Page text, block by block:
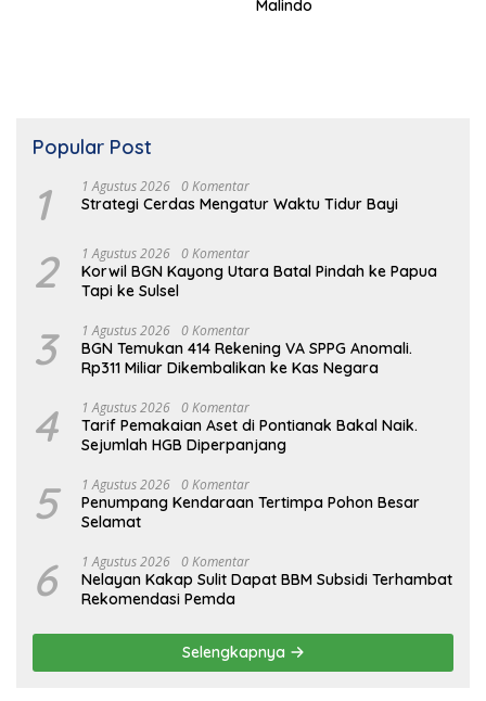
Malindo
Popular Post
1 1 Agustus 2026 0 Komentar
Strategi Cerdas Mengatur Waktu Tidur Bayi
2 1 Agustus 2026 0 Komentar
Korwil BGN Kayong Utara Batal Pindah ke Papua
Tapi ke Sulsel
3 1 Agustus 2026 0 Komentar
BGN Temukan 414 Rekening VA SPPG Anomali.
Rp311 Miliar Dikembalikan ke Kas Negara
4 1 Agustus 2026 0 Komentar
Tarif Pemakaian Aset di Pontianak Bakal Naik.
Sejumlah HGB Diperpanjang
5 1 Agustus 2026 0 Komentar
Penumpang Kendaraan Tertimpa Pohon Besar
Selamat
6 1 Agustus 2026 0 Komentar
Nelayan Kakap Sulit Dapat BBM Subsidi Terhambat
Rekomendasi Pemda
Selengkapnya